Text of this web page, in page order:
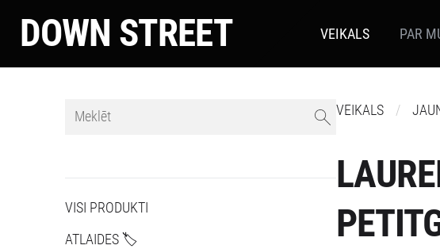
DOWN STREET VEIKALS PAR
VISI PRODUKTI
ATLAIDES 🏷️
VEIKALS